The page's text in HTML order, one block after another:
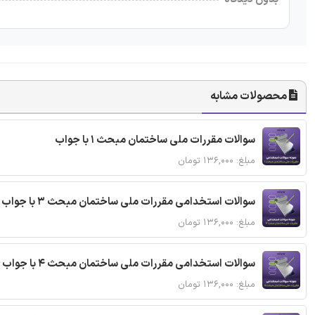
محصولات مشابه
سوالات مقررات ملی ساختمان مبحث 1 با جواب
مبلغ: ۱۳۶,۰۰۰ تومان
سوالات استخدامی مقررات ملی ساختمان مبحث 3 با جواب
مبلغ: ۱۳۶,۰۰۰ تومان
سوالات استخدامی مقررات ملی ساختمان مبحث 4 با جواب
مبلغ: ۱۳۶,۰۰۰ تومان